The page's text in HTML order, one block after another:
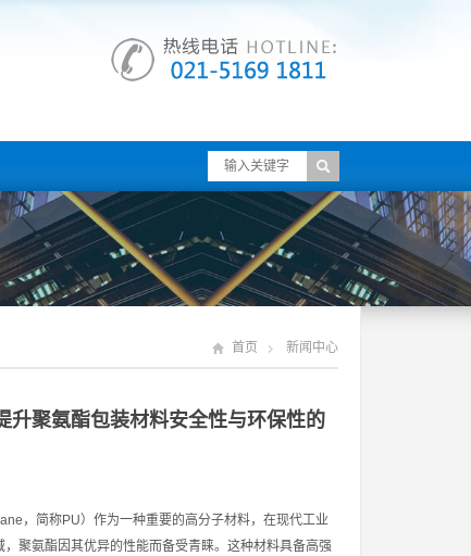
首页 新闻中心
升聚氨酯包装材料安全性与环保性的
，简称PU）作为一种重要的高分子材料，在现代工业
聚氨酯因其优异的性能而备受青睐。这种材料具备高强